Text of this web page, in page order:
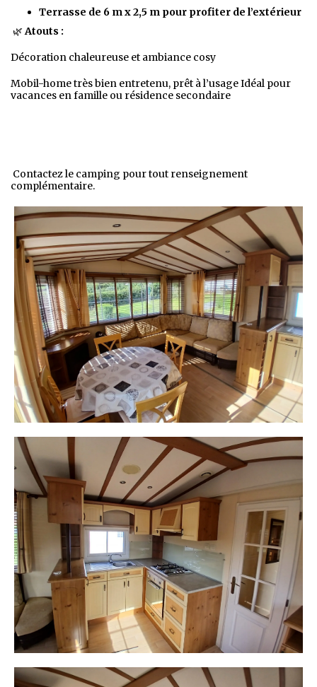
Terrasse de 6 m x 2,5 m pour profiter de l’extérieur
🌿Atouts :
Décoration chaleureuse et ambiance cosy
Mobil-home très bien entretenu, prêt à l’usage Idéal pour
vacances en famille ou résidence secondaire
Contactez le camping pour tout renseignement
complémentaire.